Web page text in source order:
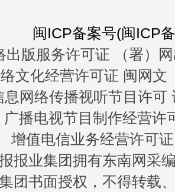
闽ICP备案号(闽ICP
出版服务许可证 （署）
文化经营许可证 闽网文
息网络传播视听节目许可
广播电视节目制作经营许
增值电信业务经营许可
报业集团拥有东南网采
团书面授权，不得转载